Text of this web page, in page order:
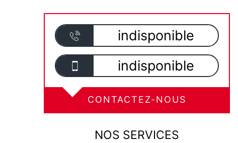
indisponible
indisponible
CONTACTEZ-NOUS
NOS SERVICES